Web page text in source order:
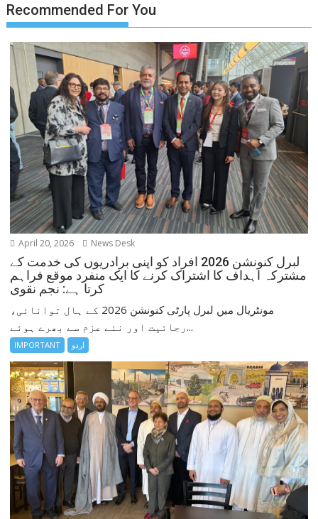
Recommended For You
April 20, 2026 News Desk
لبرل کنونشن 2026 افراد کو اپنی برادریوں کی خدمت کے
مشترکہ اہداف کا اشتراک کرنے کا ایک منفرد موقع فراہم
کرتا ہے: نجم نقوی
مونٹریال میں لبرل پارٹی کنونشن 2026 کے ہال توانائی،
رجائیت اور نئے عزم سے بھرے ہوئے...
IMPORTANT اردو